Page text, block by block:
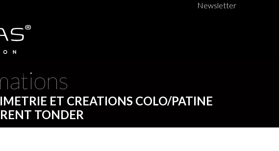
Newsletter
ET CREATIONS COLO/PATINE
TONDER